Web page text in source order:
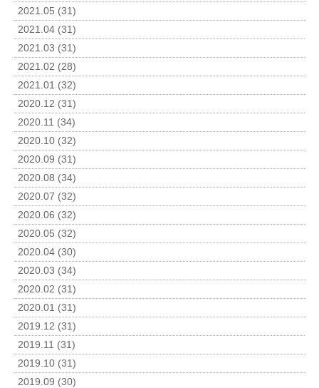
2021.05 (31)
2021.04 (31)
2021.03 (31)
2021.02 (28)
2021.01 (32)
2020.12 (31)
2020.11 (34)
2020.10 (32)
2020.09 (31)
2020.08 (34)
2020.07 (32)
2020.06 (32)
2020.05 (32)
2020.04 (30)
2020.03 (34)
2020.02 (31)
2020.01 (31)
2019.12 (31)
2019.11 (31)
2019.10 (31)
2019.09 (30)